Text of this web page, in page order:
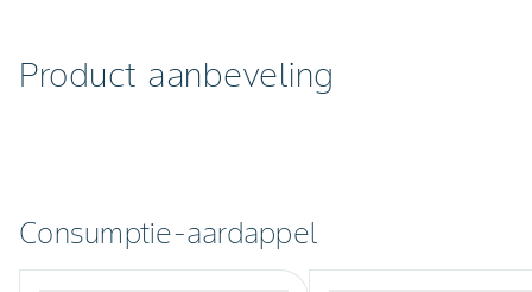
Product aanbeveling
Consumptie-aardappel